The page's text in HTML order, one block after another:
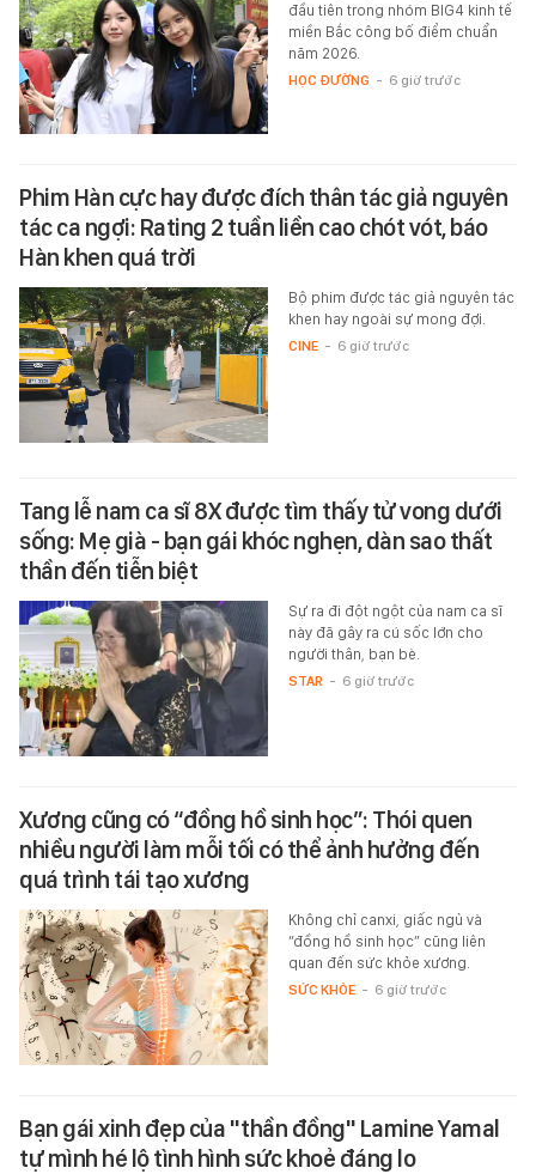
đầu tiên trong nhóm BIG4 kinh tế
miền Bắc công bố điểm chuẩn
năm 2026.
HỌC ĐƯỜNG - 6 giờ trước
Phim Hàn cực hay được đích thân tác giả nguyên
tác ca ngợi: Rating 2 tuần liền cao chót vót, báo
Hàn khen quá trời
Bộ phim được tác giả nguyên tác
khen hay ngoài sự mong đợi.
CINE - 6 giờ trước
Tang lễ nam ca sĩ 8X được tìm thấy tử vong dưới
sống: Mẹ già - bạn gái khóc nghẹn, dàn sao thất
thần đến tiễn biệt
Sự ra đi đột ngột của nam ca sĩ
này đã gây ra cú sốc lớn cho
người thân, bạn bè.
STAR - 6 giờ trước
Xương cũng có “đồng hồ sinh học”: Thói quen
nhiều người làm mỗi tối có thể ảnh hưởng đến
quá trình tái tạo xương
Không chỉ canxi, giấc ngủ và
“đồng hồ sinh học” cũng liên
quan đến sức khỏe xương.
SỨC KHỎE - 6 giờ trước
Bạn gái xinh đẹp của "thần đồng" Lamine Yamal
tự mình hé lộ tình hình sức khoẻ đáng lo